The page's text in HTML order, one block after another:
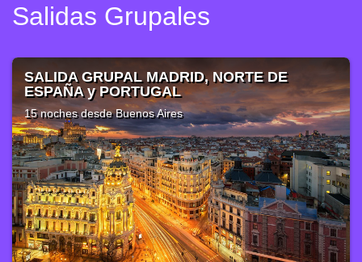
Salidas Grupales
CORAZÓN DE EUROPA, DE PRAGA A
BERLÍN
14 nochesdesde Buenos Aires